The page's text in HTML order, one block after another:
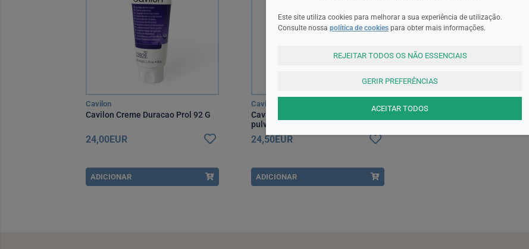
Cavilon
Cavilon Creme Duracao Prol 92 G
24,00EUR
ADICIONAR
Cavilon
Cavilon Spray Protec Cut 28 Ml sol
pulv cut
24,50EUR
ADICIONAR
Este site utiliza cookies para melhorar a sua experiência de utilização.
Consulte nossa política de cookies para obter mais informações.
REJEITAR TODOS OS NÃO ESSENCIAIS
GERIR PREFERÊNCIAS
ACEITAR TODOS